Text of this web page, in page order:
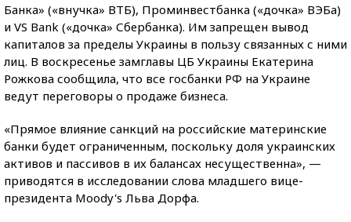
Банка» («внучка» ВТБ), Проминвестбанка («дочка» ВЭБа)
и VS Bank («дочка» Сбербанка). Им запрещен вывод
капиталов за пределы Украины в пользу связанных с ними
лиц. В воскресенье замглавы ЦБ Украины Екатерина
Рожкова сообщила, что все госбанки РФ на Украине
ведут переговоры о продаже бизнеса.
«Прямое влияние санкций на российские материнские
банки будет ограниченным, поскольку доля украинских
активов и пассивов в их балансах несущественна», —
приводятся в исследовании слова младшего вице-
президента Moody's Льва Дорфа.